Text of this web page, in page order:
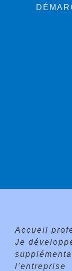
Accueil
Je
l'entreprise